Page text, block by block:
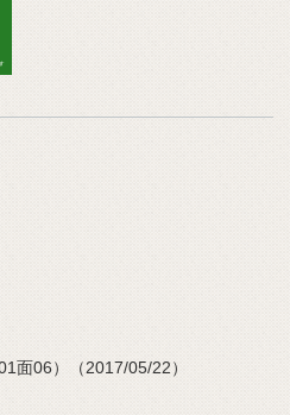
面06）（2017/05/22）